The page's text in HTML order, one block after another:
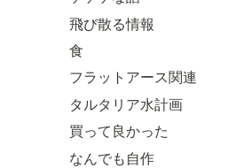
飛び散る情報
食
フラットアース関連
タルタリア水計画
買って良かった
なんでも自作